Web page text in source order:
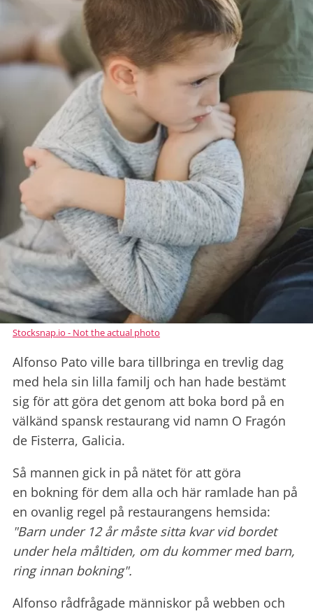
Stocksnap.io - Not the actual photo
Alfonso Pato ville bara tillbringa en trevlig dag
med hela sin lilla familj och han hade bestämt
sig för att göra det genom att boka bord på en
välkänd spansk restaurang vid namn O Fragón
de Fisterra, Galicia.
Så mannen gick in på nätet för att göra
en bokning för dem alla och här ramlade han på
en ovanlig regel på restaurangens hemsida:
"Barn under 12 år måste sitta kvar vid bordet
under hela måltiden, om du kommer med barn,
ring innan bokning".
Alfonso rådfrågade människor på webben och